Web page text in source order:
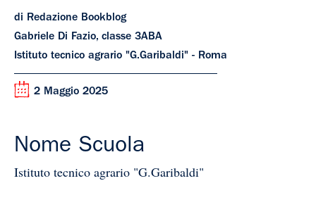
di Redazione Bookblog
Gabriele Di Fazio, classe 3ABA
Istituto tecnico agrario "G.Garibaldi" - Roma
2 Maggio 2025
Nome Scuola
Istituto tecnico agrario "G.Garibaldi"